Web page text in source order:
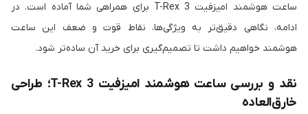
ساعت هوشمند امیزفیت T-Rex 3 برای همراهی شما آماده است. در
ادامه، نگاهی دقیق‌تر به ویژگی‌ها، نقاط قوت و ضعف این ساعت
هوشمند خواهیم داشت تا تصمیم‌گیری برای خرید آن ساده‌تر شود.
نقد و بررسی ساعت هوشمند امیزفیت T-Rex 3؛ طراحی
خارق‌العاده